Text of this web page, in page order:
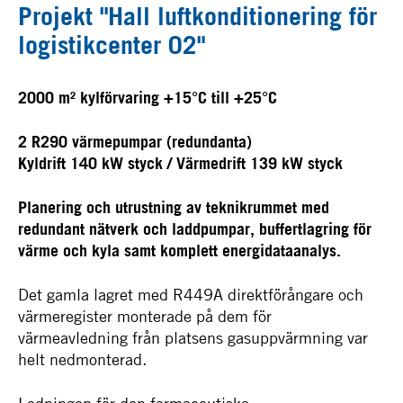
Projekt "Hall luftkonditionering för
logistikcenter 02"
2000 m² kylförvaring +15°C till +25°C
2 R290 värmepumpar (redundanta)
Kyldrift 140 kW styck / Värmedrift 139 kW styck
Planering och utrustning av teknikrummet med
redundant nätverk och laddpumpar, buffertlagring för
värme och kyla samt komplett energidataanalys.
Det gamla lagret med R449A direktförångare och
värmeregister monterade på dem för
värmeavledning från platsens gasuppvärmning var
helt nedmonterad.